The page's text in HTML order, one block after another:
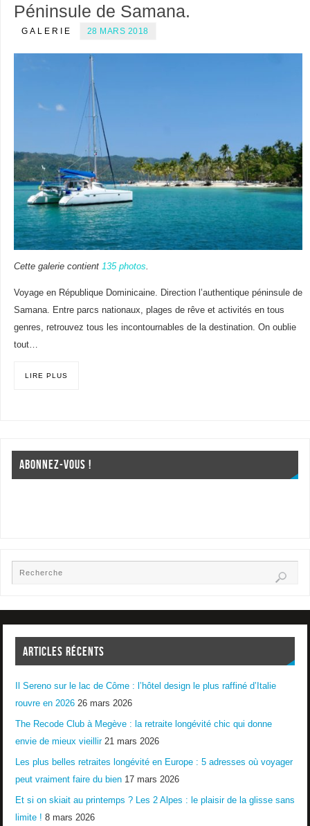
Péninsule de Samana.
GALERIE 28 MARS 2018
Cette galerie contient 135 photos
Voyage en République Dominicaine. Direction l’authentique péninsule de
Samana. Entre parcs nationaux, plages de rêve et activités en tous
genres, retrouvez tous les incontournables de la destination. On oublie
tout…
LIRE PLUS
ABONNEZ-VOUS !
ARTICLES RÉCENTS
Il Sereno sur le lac de Côme : l’hôtel design le plus raffiné d’Italie
rouvre en 2026 26 mars 2026
The Recode Club à Megève : la retraite longévité chic qui donne
envie de mieux vieillir 21 mars 2026
Les plus belles retraites longévité en Europe : 5 adresses où voyager
peut vraiment faire du bien 17 mars 2026
Et si on skiait au printemps ? Les 2 Alpes : le plaisir de la glisse sans
limite ! 8 mars 2026